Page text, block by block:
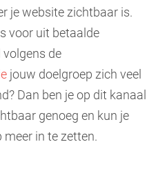
je website zichtbaar is.
voor uit betaalde
de
jouw doelgroep zich veel
Dan ben je op dit kanaal
genoeg en kun je
in te zetten.